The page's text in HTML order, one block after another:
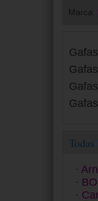
Marca:
Todas